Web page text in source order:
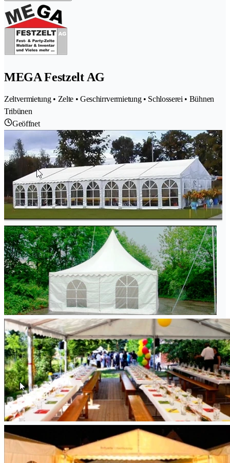
MEGA Festzelt AG
Zeltvermietung • Zelte • Geschirrvermietung • Schlosserei • Bühnen
Tribünen
Geöffnet